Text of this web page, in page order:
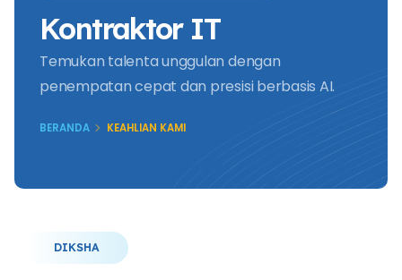
Kontraktor IT
Temukan talenta unggulan dengan
penempatan cepat dan presisi berbasis AI.
BERANDA KEAHLIAN KAMI
DIKSHA